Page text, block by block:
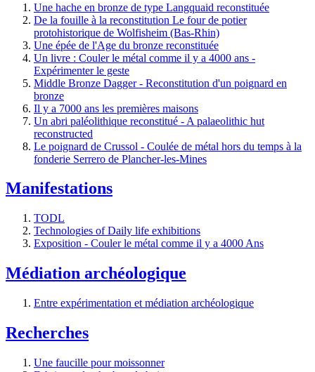
Une hache en bronze de type Langquaid reconstituée
De la fouille à la reconstitution Le four de potier
protohistorique de Wolfisheim (Bas-Rhin)
Une épée de l'Age du bronze reconstituée
Un livre : Couler le métal comme il y a 4000 ans -
Expérimenter le geste
Middle Bronze Dagger - Reconstitution d'un poignard en
bronze
Il y a 7000 ans les premières maisons
Un abri paléolithique reconstitué - A palaeolithic hut
reconstructed
Le poignard de Crussol - Coulée de métal hors du temps à la
fonderie Serrero de Plancher-les-Mines
Manifestations
TODL
Technologies of Daily life exhibitions
Exposition - Couler le métal comme il y a 4000 Ans
Médiation archéologique
Entre expérimentation et médiation archéologique
Recherches
Une faucille pour moissonner